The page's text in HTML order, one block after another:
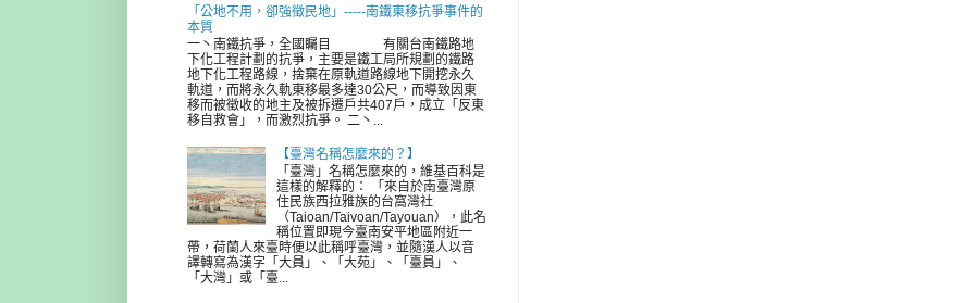
「公地不用，卻強徵民地」-----南鐵東移抗爭事件的
本質
一丶南鐵抗爭，全國矚目 有關台南鐵路地
下化工程計劃的抗爭，主要是鐵工局所規劃的鐵路
地下化工程路線，捨棄在原軌道路線地下開挖永久
軌道，而將永久軌東移最多達30公尺，而導致因東
移而被徵收的地主及被拆遷戶共407戶，成立「反東
移自救會」，而激烈抗爭。 二丶...
【臺灣名稱怎麼來的？】
「臺灣」名稱怎麼來的，維基百科是
這樣的解釋的： 「來自於南臺灣原
住民族西拉雅族的台窩灣社
（Taioan/Taivoan/Tayouan），此名
稱位置即現今臺南安平地區附近一
帶，荷蘭人來臺時便以此稱呼臺灣，並隨漢人以音
譯轉寫為漢字「大員」、「大苑」、「臺員」、
「大灣」或「臺...